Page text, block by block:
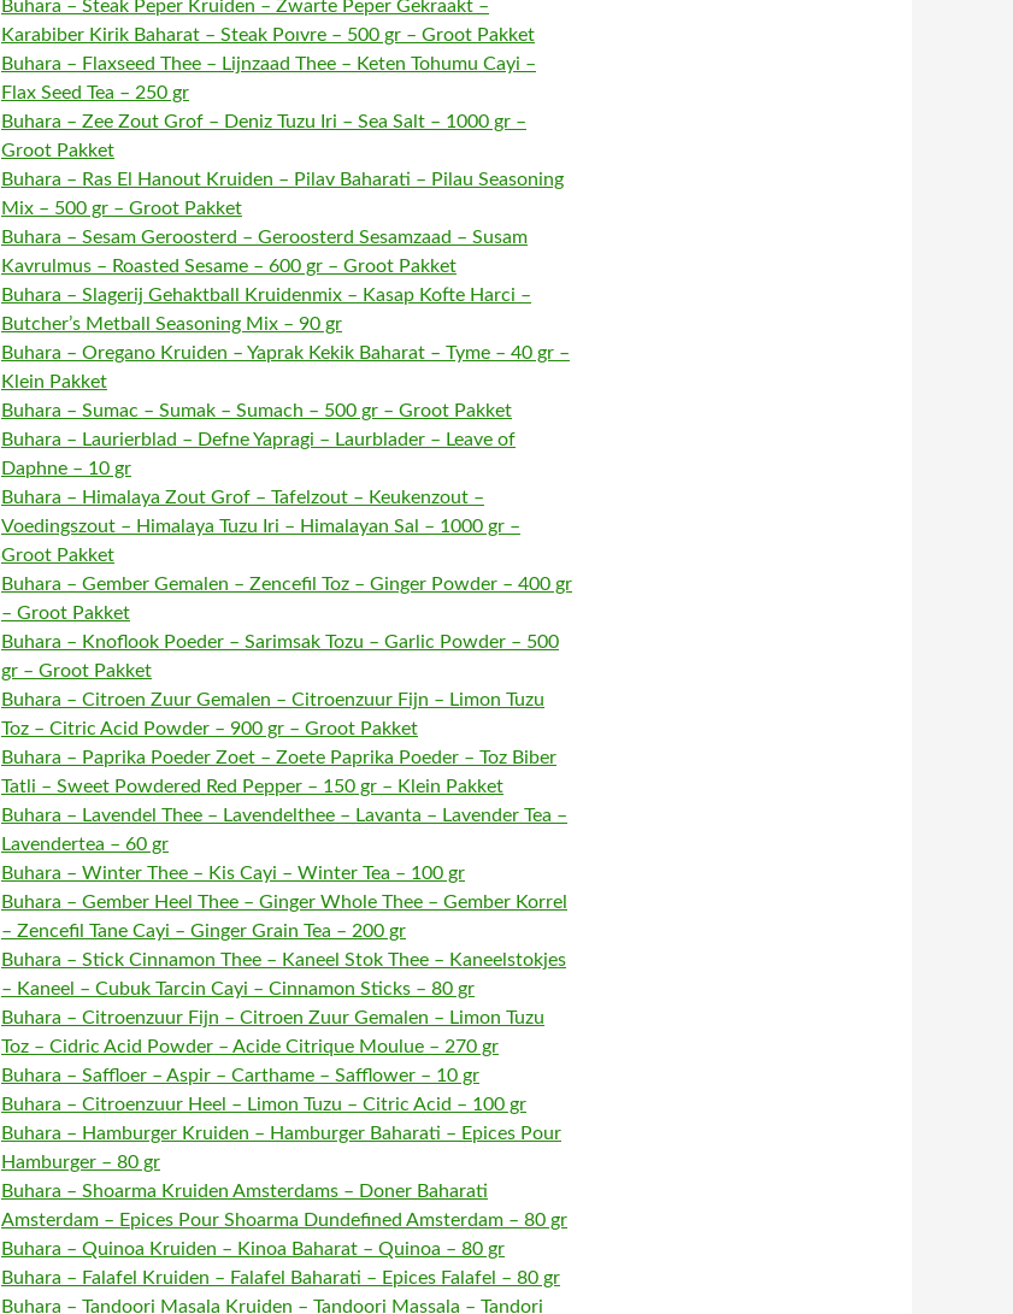
Buhara – Steak Peper Kruiden – Zwarte Peper Gekraakt –
Karabiber Kirik Baharat – Steak Poıvre – 500 gr – Groot Pakket
Buhara – Flaxseed Thee – Lijnzaad Thee – Keten Tohumu Cayi –
Flax Seed Tea – 250 gr
Buhara – Zee Zout Grof – Deniz Tuzu Iri – Sea Salt – 1000 gr –
Groot Pakket
Buhara – Ras El Hanout Kruiden – Pilav Baharati – Pilau Seasoning
Mix – 500 gr – Groot Pakket
Buhara – Sesam Geroosterd – Geroosterd Sesamzaad – Susam
Kavrulmus – Roasted Sesame – 600 gr – Groot Pakket
Buhara – Slagerij Gehaktball Kruidenmix – Kasap Kofte Harci –
Butcher’s Metball Seasoning Mix – 90 gr
Buhara – Oregano Kruiden – Yaprak Kekik Baharat – Tyme – 40 gr –
Klein Pakket
Buhara – Sumac – Sumak – Sumach – 500 gr – Groot Pakket
Buhara – Laurierblad – Defne Yapragi – Laurblader – Leave of
Daphne – 10 gr
Buhara – Himalaya Zout Grof – Tafelzout – Keukenzout –
Voedingszout – Himalaya Tuzu Iri – Himalayan Sal – 1000 gr –
Groot Pakket
Buhara – Gember Gemalen – Zencefil Toz – Ginger Powder – 400 gr
– Groot Pakket
Buhara – Knoflook Poeder – Sarimsak Tozu – Garlic Powder – 500
gr – Groot Pakket
Buhara – Citroen Zuur Gemalen – Citroenzuur Fijn – Limon Tuzu
Toz – Citric Acid Powder – 900 gr – Groot Pakket
Buhara – Paprika Poeder Zoet – Zoete Paprika Poeder – Toz Biber
Tatli – Sweet Powdered Red Pepper – 150 gr – Klein Pakket
Buhara – Lavendel Thee – Lavendelthee – Lavanta – Lavender Tea –
Lavendertea – 60 gr
Buhara – Winter Thee – Kis Cayi – Winter Tea – 100 gr
Buhara – Gember Heel Thee – Ginger Whole Thee – Gember Korrel
– Zencefil Tane Cayi – Ginger Grain Tea – 200 gr
Buhara – Stick Cinnamon Thee – Kaneel Stok Thee – Kaneelstokjes
– Kaneel – Cubuk Tarcin Cayi – Cinnamon Sticks – 80 gr
Buhara – Citroenzuur Fijn – Citroen Zuur Gemalen – Limon Tuzu
Toz – Cidric Acid Powder – Acide Citrique Moulue – 270 gr
Buhara – Saffloer – Aspir – Carthame – Safflower – 10 gr
Buhara – Citroenzuur Heel – Limon Tuzu – Citric Acid – 100 gr
Buhara – Hamburger Kruiden – Hamburger Baharati – Epices Pour
Hamburger – 80 gr
Buhara – Shoarma Kruiden Amsterdams – Doner Baharati
Amsterdam – Epices Pour Shoarma Dundefined Amsterdam – 80 gr
Buhara – Quinoa Kruiden – Kinoa Baharat – Quinoa – 80 gr
Buhara – Falafel Kruiden – Falafel Baharati – Epices Falafel – 80 gr
Buhara – Tandoori Masala Kruiden – Tandoori Massala – Tandori